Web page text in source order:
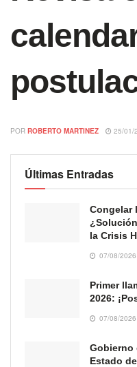
POR ROBERTO MARTINEZ 25/01/
Últimas Entradas
Congelar
la Crisis
07/08/2026
Primer
2026:
07/08/2026
Gobierno
Estado